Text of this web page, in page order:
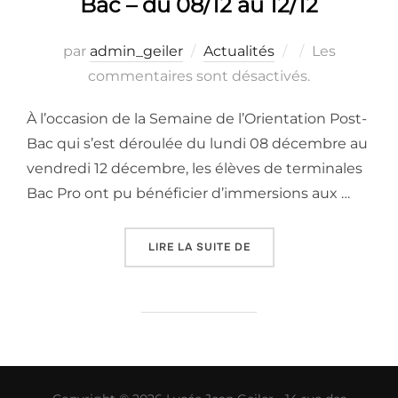
par admin_geiler Actualités
Publié
le
Les
commentaires sont désactivés.
À l’occasion de la Semaine de l’Orientation Post-
Bac qui s’est déroulée du lundi 08 décembre au
vendredi 12 décembre, les élèves de terminales
Bac Pro ont pu bénéficier d’immersions aux …
LIRE LA SUITE DE« SEMAINE DE